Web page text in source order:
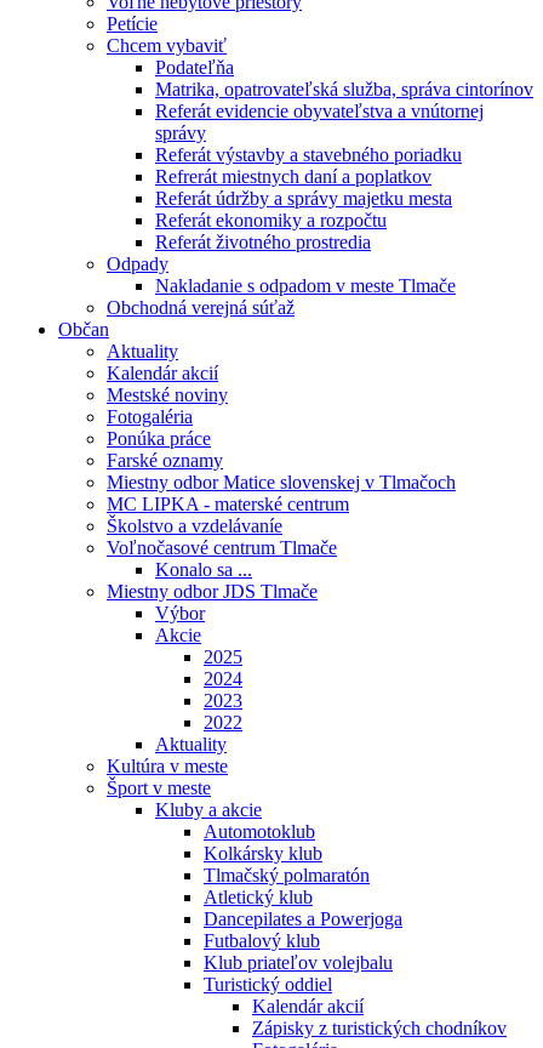
Petície
Chcem vybaviť
Podateľňa
Matrika, opatrovateľská služba, správa cintorínov
Referát evidencie obyvateľstva a vnútornej
správy
Referát výstavby a stavebného poriadku
Refrerát miestnych daní a poplatkov
Referát údržby a správy majetku mesta
Referát ekonomiky a rozpočtu
Referát životného prostredia
Odpady
Nakladanie s odpadom v meste Tlmače
Obchodná verejná súťaž
Občan
Aktuality
Kalendár akcií
Mestské noviny
Fotogaléria
Ponúka práce
Farské oznamy
Miestny odbor Matice slovenskej v Tlmačoch
MC LIPKA - materské centrum
Školstvo a vzdelávaníe
Voľnočasové centrum Tlmače
Konalo sa ...
Miestny odbor JDS Tlmače
Výbor
Akcie
2025
2024
2023
2022
Aktuality
Kultúra v meste
Šport v meste
Kluby a akcie
Automotoklub
Kolkársky klub
Tlmačský polmaratón
Atletický klub
Dancepilates a Powerjoga
Futbalový klub
Klub priateľov volejbalu
Turistický oddiel
Kalendár akcií
Zápisky z turistických chodníkov